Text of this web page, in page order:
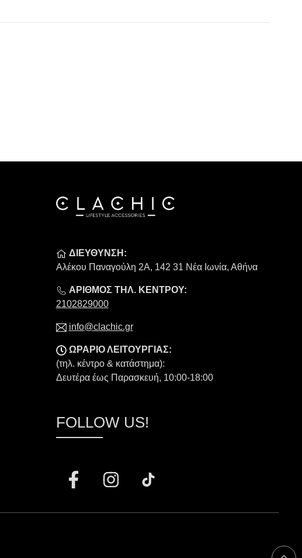
ΔΙΕΥΘΥΝΣΗ:
Αλέκου Παναγούλη 2Α, 142 31 Νέα Ιωνία, Αθήνα
ΑΡΙΘΜΟΣ ΤΗΛ. ΚΕΝΤΡΟΥ:
2102829000
info@clachic.gr
ΩΡΑΡΙΟ ΛΕΙΤΟΥΡΓΙΑΣ:
(τηλ. κέντρο & κατάστημα):
Δευτέρα έως Παρασκευή, 10:00-18:00
FOLLOW US!